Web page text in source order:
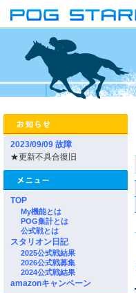
2023/09/09 故障
★更新不具合復旧
TOP
My機能とは
POG集計とは
公式戦とは
スタリオン日記
2025公式戦結果
2026公式戦募集
2024公式戦結果
amazonキャンペーン